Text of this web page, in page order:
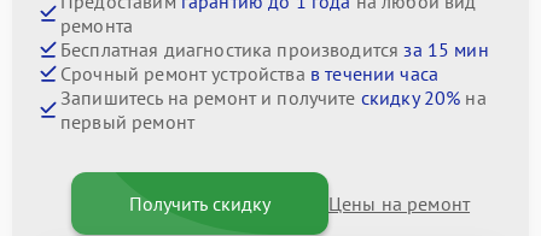
ремонта
Бесплатная диагностика производитсяза 15 мин
Срочный ремонт устройства в течении часа
Запишитесь на ремонт и получите скидку 20% на
первый ремонт
Получить скидку Цены на ремонт